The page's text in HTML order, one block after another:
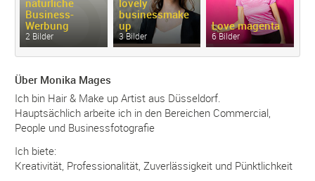
natürliche
Business-
Werbung
2 Bilder
lovely
businessmake
up
3 Bilder
Love magenta
6 Bilder
Über Monika Mages
Ich bin Hair & Make up Artist aus Düsseldorf.
Hauptsächlich arbeite ich in den Bereichen Commercial,
People und Businessfotografie
Ich biete:
Kreativität, Professionalität, Zuverlässigkeit und Pünktlichkeit